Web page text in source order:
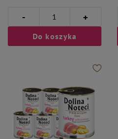
- +
Do koszyka